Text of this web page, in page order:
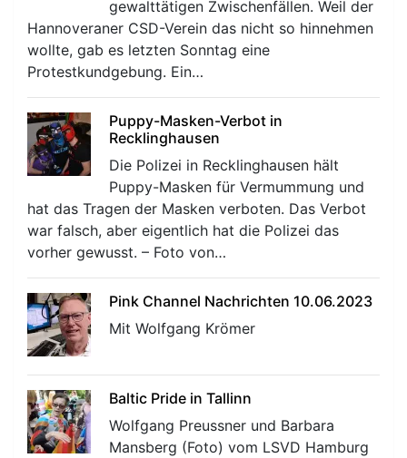
gewalttätigen Zwischenfällen. Weil der
Hannoveraner CSD-Verein das nicht so hinnehmen
wollte, gab es letzten Sonntag eine
Protestkundgebung. Ein…
Puppy-Masken-Verbot in
Recklinghausen
Die Polizei in Recklinghausen hält
Puppy-Masken für Vermummung und
hat das Tragen der Masken verboten. Das Verbot
war falsch, aber eigentlich hat die Polizei das
vorher gewusst. – Foto von…
Pink Channel Nachrichten 10.06.2023
Mit Wolfgang Krömer
Baltic Pride in Tallinn
Wolfgang Preussner und Barbara
Mansberg (Foto) vom LSVD Hamburg